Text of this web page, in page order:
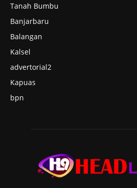
Tanah Bumbu
Banjarbaru
Balangan
Kalsel
advertorial2
Kapuas
bpn